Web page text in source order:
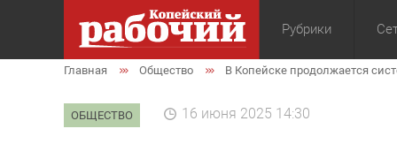
Рубрики
Общество
Главная Общество В Копейске продолжается
ОБЩЕСТВО 16 июня 2025 14:30